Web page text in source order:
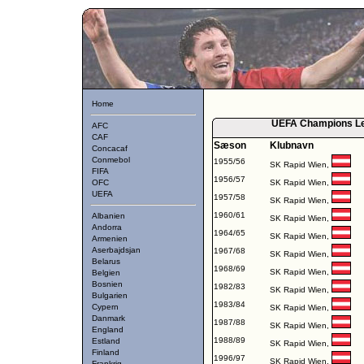
Home
AFC
CAF
Concacaf
Conmebol
FIFA
OFC
UEFA
Albanien
Andorra
Armenien
Aserbajdsjan
Belarus
Belgien
Bosnien
Bulgarien
Cypern
Danmark
England
Estland
Finland
UEFA Champions
Sæson
Klubnavn
1955/56
SK Rapid Wien,
1956/57
SK Rapid Wien,
1957/58
SK Rapid Wien,
1960/61
SK Rapid Wien,
1964/65
SK Rapid Wien,
1967/68
SK Rapid Wien,
1968/69
SK Rapid Wien,
1982/83
SK Rapid Wien,
1983/84
SK Rapid Wien,
1987/88
SK Rapid Wien,
1988/89
SK Rapid Wien,
1996/97
SK Rapid Wien,